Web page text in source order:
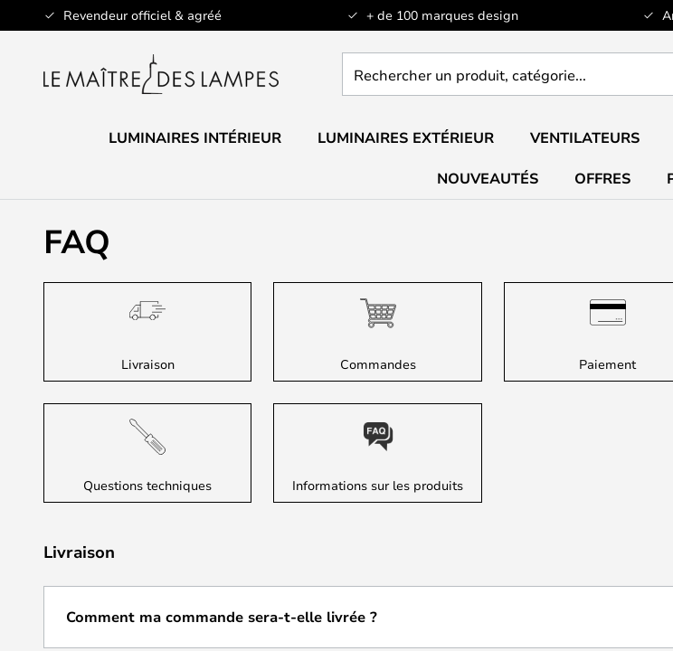
Revendeur officiel & agréé + de 100 marques design
Allez
au
un
catégorie...
LUMINAIRES INTÉRIEUR LUMINAIRES EXTÉRIEUR VENTILATEURS
NOUVEAUTÉS OFFRES
FAQ
Livraison Commandes Paiement
Questions techniques Informations sur les produits
Livraison
Comment ma commande sera-t-elle livrée ?